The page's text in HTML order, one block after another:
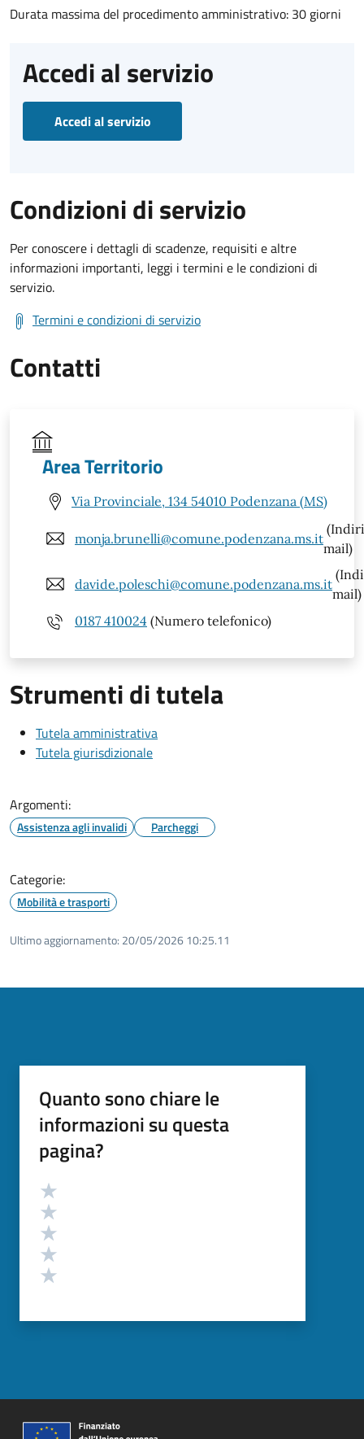
Durata massima del procedimento amministrativo: 30 giorni
Accedi al servizio
Accedi al servizio
Condizioni di servizio
Per conoscere i dettagli di scadenze, requisiti e altre
informazioni importanti, leggi i termini e le condizioni di
servizio.
Termini e condizioni di servizio
Contatti
Area Territorio
Via Provinciale, 134 54010 Podenzana (MS)
monja.brunelli@comune.podenzana.ms.it
mail)
davide.poleschi@comune.podenzana.ms.it
mail)
0187 410024 (Numero telefonico)
Strumenti di tutela
Tutela amministrativa
Tutela giurisdizionale
Argomenti:
Assistenza agli invalidi Parcheggi
Categorie:
Mobilità e trasporti
Ultimo aggiornamento: 20/05/2026 10:25.11
Quanto sono chiare le
informazioni su questa
pagina?
Valutazione